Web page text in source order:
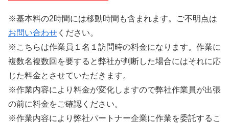
※基本料の2時間には移動時間も含まれます。ご不明点は
お問い合わせ ください。
※こちらは作業員１名１訪問時の料金になります。作業に
複数名複数回を要すると弊社が判断した場合にはそれに応
じた料金とさせていただきます。
※作業内容により料金が変化しますので弊社作業員が出張
の前に料金をご確認ください。
※作業内容により弊社パートナー企業に作業を委託するこ